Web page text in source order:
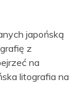
japońską
z
na
litografia na